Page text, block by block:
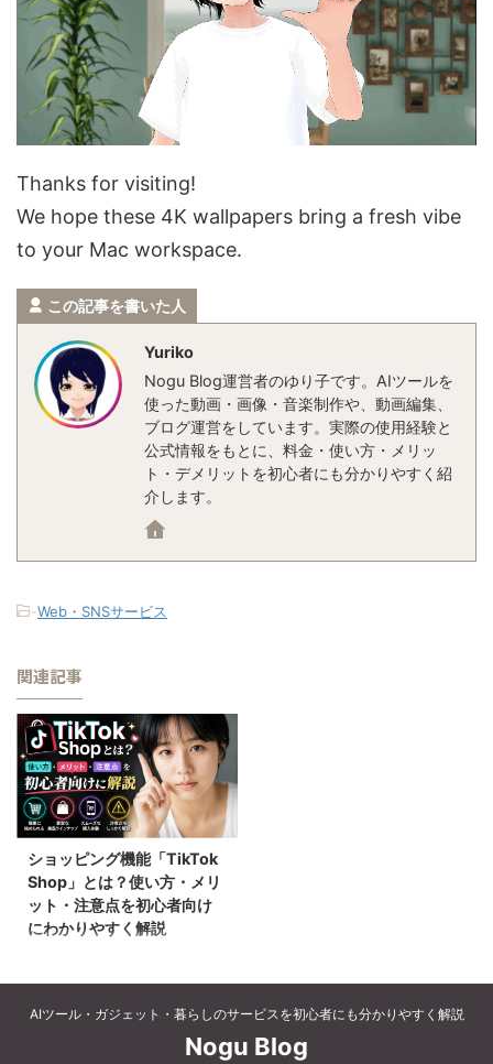
Thanks for visiting!
We hope these 4K wallpapers bring a fresh vibe
to your Mac workspace.
この記事を書いた人
Yuriko
Nogu Blog運営者のゆり子です。AIツールを
使った動画・画像・音楽制作や、動画編集、
ブログ運営をしています。実際の使用経験と
公式情報をもとに、料金・使い方・メリッ
ト・デメリットを初心者にも分かりやすく紹
介します。
-Web・SNSサービス
関連記事
ショッピング機能「TikTok
Shop」とは？使い方・メリ
ット・注意点を初心者向け
にわかりやすく解説
を買いたくなったことはありませ
んか？ 最近、TikTokを見ている
AIツール・ガジェット・暮らしのサービスを初心者にも分かりやすく解説
Nogu Blog